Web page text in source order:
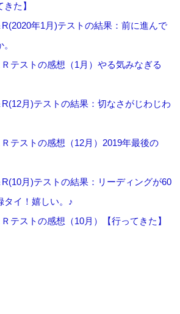
た】
年1月)テストの結果：前に進んで
テストの感想（1月）やる気みなぎる
月)テストの結果：切なさがじわじわ
テストの感想（12月）2019年最後の
月)テストの結果：リーディングが60
タイ！嬉しい。♪
テストの感想（10月）【行ってきた】